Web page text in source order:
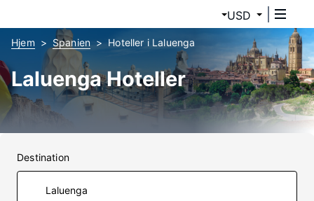
USD
Hjem Spanien Hoteller i Laluenga
Laluenga Hoteller
Destination